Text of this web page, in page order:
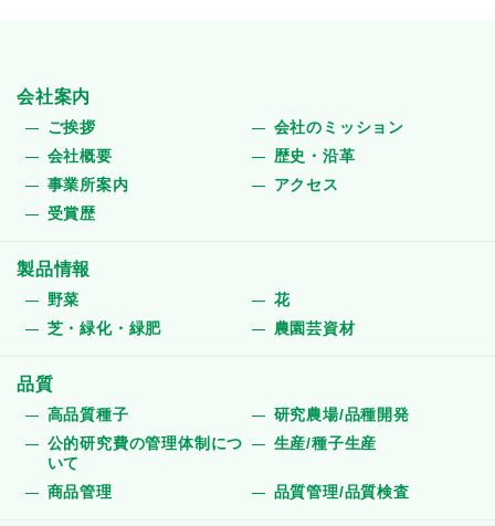
会社案内
ご挨拶
会社のミッション
会社概要
歴史・沿革
事業所案内
アクセス
受賞歴
製品情報
野菜
花
芝・緑化・緑肥
農園芸資材
品質
高品質種子
研究農場/品種開発
公的研究費の管理体制につ
いて
生産/種子生産
商品管理 品質管理/品質検査